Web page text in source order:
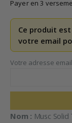
Payer en 3
Ce produit
votre email
Votre adresse
Nom : Musc Solid